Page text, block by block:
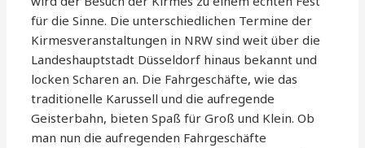
für die Sinne. Die unterschiedlichen Termine der
Kirmesveranstaltungen in NRW sind weit über die
Landeshauptstadt Düsseldorf hinaus bekannt und
locken Scharen an. Die Fahrgeschäfte, wie das
traditionelle Karussell und die aufregende
Geisterbahn, bieten Spaß für Groß und Klein. Ob
man nun die aufregenden Fahrgeschäfte